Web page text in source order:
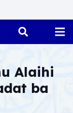
Alaihi
ba